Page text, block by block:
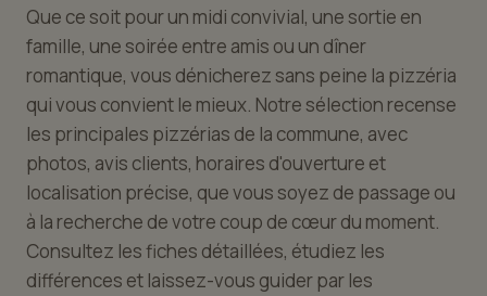
Que ce soit pour un midi convivial, une sortie en
famille, une soirée entre amis ou un dîner
romantique, vous dénicherez sans peine la pizzéria
qui vous convient le mieux. Notre sélection recense
les principales pizzérias de la commune, avec
photos, avis clients, horaires d'ouverture et
localisation précise, que vous soyez de passage ou
à la recherche de votre coup de cœur du moment.
Consultez les fiches détaillées, étudiez les
différences et laissez-vous guider par les